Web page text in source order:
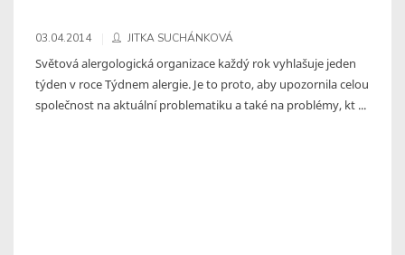
03.04.2014 JITKA SUCHÁNKOVÁ
Světová alergologická organizace každý rok vyhlašuje jeden
týden v roce Týdnem alergie. Je to proto, aby upozornila celou
společnost na aktuální problematiku a také na problémy, kt ...